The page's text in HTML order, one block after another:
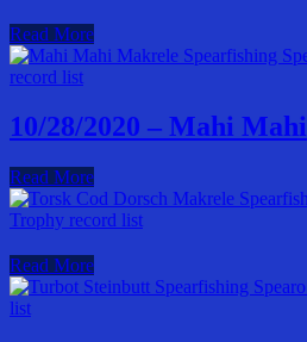
Read More
10/28/2020 – Mahi Mahi
Read More
Read More